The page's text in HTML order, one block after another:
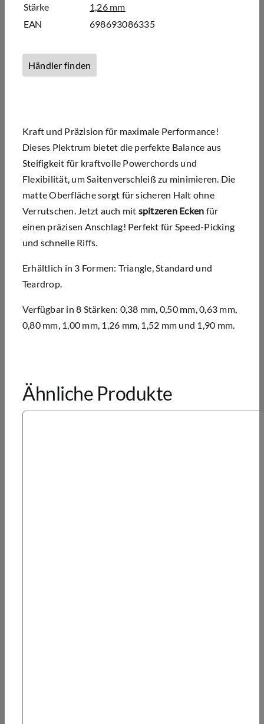
Stärke
1,26 mm
EAN
698693086335
Händler finden
Kraft und Präzision für maximale Performance!
Dieses Plektrum bietet die perfekte Balance aus
Steifigkeit für kraftvolle Powerchords und
Flexibilität, um Saitenverschleiß zu minimieren. Die
matte Oberfläche sorgt für sicheren Halt ohne
Verrutschen. Jetzt auch mit spitzeren Ecken für
einen präzisen Anschlag! Perfekt für Speed-Picking
und schnelle Riffs.
Erhältlich in 3 Formen: Triangle, Standard und
Teardrop.
Verfügbar in 8 Stärken: 0,38 mm, 0,50 mm, 0,63 mm,
0,80 mm, 1,00 mm, 1,26 mm, 1,52 mm und 1,90 mm.
Ähnliche Produkte